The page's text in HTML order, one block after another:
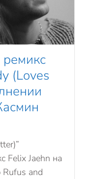
(Loves
Felix Jaehn на
and